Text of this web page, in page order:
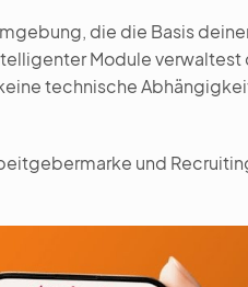
die die Basis
Module verwaltest
technische
und